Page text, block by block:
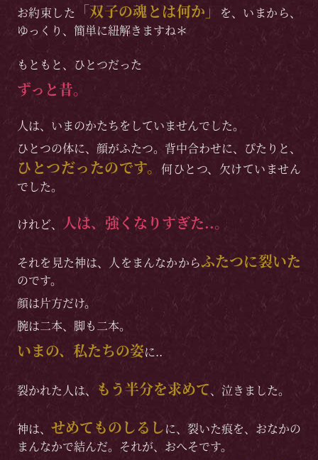
お約束した
「双子の魂とは何か」
を、いまから、
ゆっくり、簡単に紐解きますね＊
もともと、ひとつだった
ずっと昔。
人は、いまのかたちをしていませんでした。
ひとつの体に、顔がふたつ。背中合わせに、ぴたりと、
ひとつだったのです。何ひとつ、欠けていません
でした。
けれど、 人は、強くなりすぎた..。
それを見た神は、人をまんなかからふたつに裂いた
のです。
顔は片方だけ。
腕は二本、脚も二本。
いまの、私たちの姿に..
裂かれた人は、 もう半分を求めて、泣きました。
神は、 せめてものしるしに、裂いた痕を、おなかの
まんなかで結んだ。それが、おへそです。